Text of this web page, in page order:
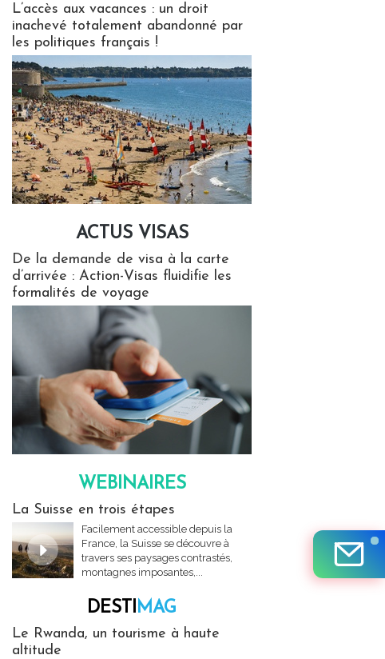
L’accès aux vacances : un droit
inachevé totalement abandonné par
les politiques français !
ACTUS VISAS
De la demande de visa à la carte
d’arrivée : Action-Visas fluidifie les
formalités de voyage
WEBINAIRES
La Suisse en trois étapes
Facilement accessible depuis la
France, la Suisse se découvre à
travers ses paysages contrastés,
montagnes imposantes,...
DESTIMAG
Le Rwanda, un tourisme à haute
altitude